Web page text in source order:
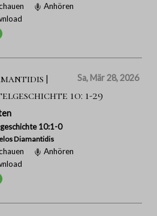
Anhören
Sa, Mär 28, 2026
|
10: 1-29
10:1-0
Diamantidis
Anhören